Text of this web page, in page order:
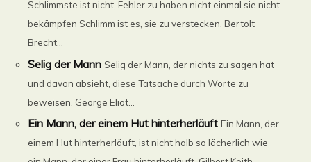
Schlimmste ist nicht, Fehler zu haben nicht einmal sie nicht
bekämpfen Schlimm ist es, sie zu verstecken. Bertolt
Brecht...
Selig der Mann Selig der Mann, der nichts zu sagen hat
und davon absieht, diese Tatsache durch Worte zu
beweisen. George Eliot...
Ein Mann, der einem Hut hinterherläuft Ein Mann, der
einem Hut hinterherläuft, ist nicht halb so lächerlich wie